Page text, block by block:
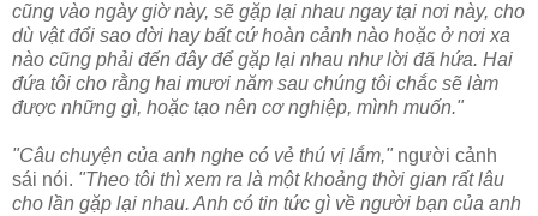
cũng vào ngày giờ này, sẽ gặp lại nhau ngay tại nơi này, cho
dù vật đổi sao dời hay bất cứ hoàn cảnh nào hoặc ở nơi xa
nào cũng phải đến đây để gặp lại nhau như lời đã hứa. Hai
đứa tôi cho rằng hai mươi năm sau chúng tôi chắc sẽ làm
được những gì, hoặc tạo nên cơ nghiệp, mình muốn."
"Câu chuyện của anh nghe có vẻ thú vị lắm," người cảnh
sái nói. "Theo tôi thì xem ra là một khoảng thời gian rất lâu
cho lần gặp lại nhau. Anh có tin tức gì về người bạn của anh